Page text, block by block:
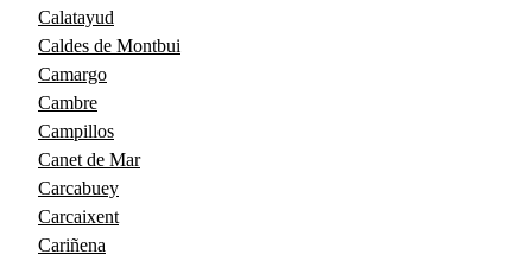
Calatayud
Caldes de Montbui
Camargo
Cambre
Campillos
Canet de Mar
Carcabuey
Carcaixent
Cariñena